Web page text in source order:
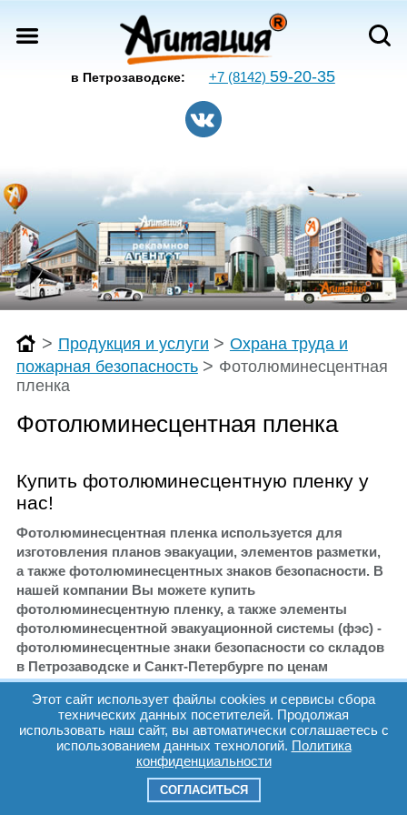
в Петрозаводске: +7 (8142) 59-20-35
> Продукция и услуги > Охрана труда и
пожарная безопасность > Фотолюминесцентная
пленка
Фотолюминесцентная пленка
Купить фотолюминесцентную пленку у
нас!
Фотолюминесцентная пленка используется для
изготовления планов эвакуации, элементов разметки,
а также фотолюминесцентных знаков безопасности. В
нашей компании Вы можете купить
фотолюминесцентную пленку, а также элементы
фотолюминесцентной эвакуационной системы (фэс) -
фотолюминесцентные знаки безопасности со складов
в Петрозаводске и Санкт-Петербурге по ценам
производителя, осуществляется доставка по РФ. Вся
продукция имеет сертификаты соответствия.
Фотолюминесцентная пленкасветится в темноте за
счет фотолюминофоров, которые обладают свойством
накапливать энергию света.
Этот сайт использует файлы cookies и сервисы сбора
технических данных посетителей. Продолжая
использовать наш сайт, вы автоматически соглашаетесь с
использованием данных технологий. Политика
конфиденциальности
СОГЛАСИТЬСЯ